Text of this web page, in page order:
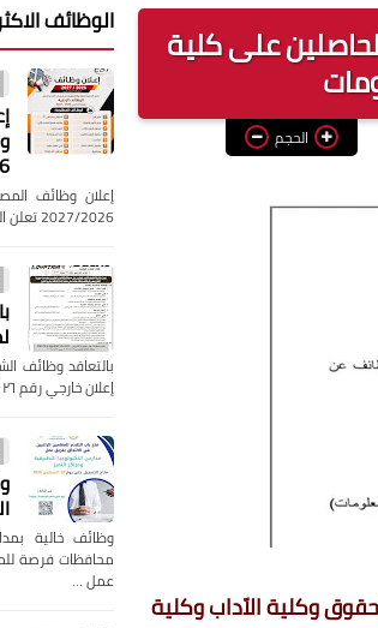
للحاصلين على كلية
الحجم
الحقوق وكلية الاّداب وكلية
الوظائف
2027/2026 تعلن المصرية للعلوم والتكنولوجيا عن فتح باب التقد…
إعلان خارجي رقم ٢٦ لسنة ٢٠٢٦ تعلن الشركة القابضة لمصر للطي…
محافظات فرصة
عمل …